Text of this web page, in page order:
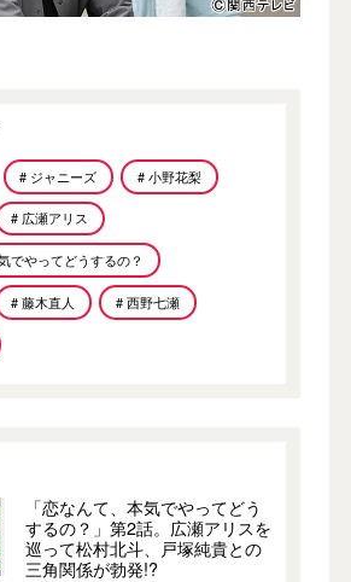
# ジャニーズ # 小野花梨
# 広瀬アリス
でやってどうするの？
# 藤木直人 # 西野七瀬
「恋なんて、本気でやってどう
するの？」第2話。広瀬アリスを
巡って松村北斗、戸塚純貴との
三角関係が勃発!?